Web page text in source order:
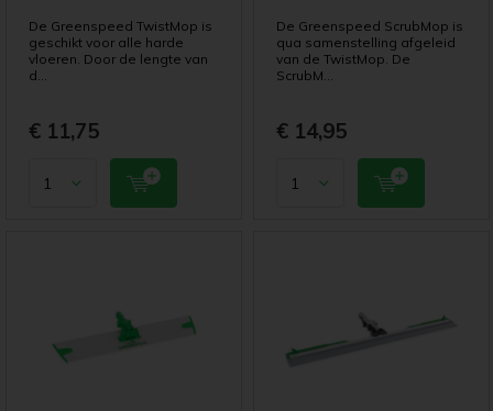
De Greenspeed TwistMop is
geschikt voor alle harde
vloeren. Door de lengte van
d...
€ 11,75
De Greenspeed ScrubMop is
qua samenstelling afgeleid
van de TwistMop. De
ScrubM...
€ 14,95